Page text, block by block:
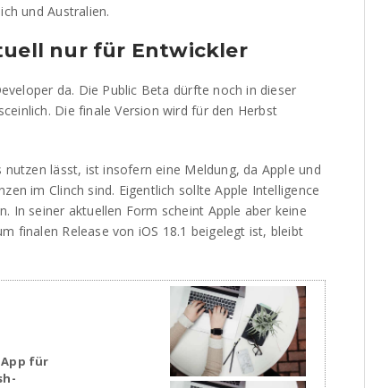
und Australien.
nur für Entwickler
da. Die Public Beta dürfte noch in dieser
Die finale Version wird für den Herbst
lässt, ist insofern eine Meldung, da Apple und
im Clinch sind. Eigentlich sollte Apple Intelligence
In seiner aktuellen Form scheint Apple aber keine
finalen Release von iOS 18.1 beigelegt ist, bleibt
App für